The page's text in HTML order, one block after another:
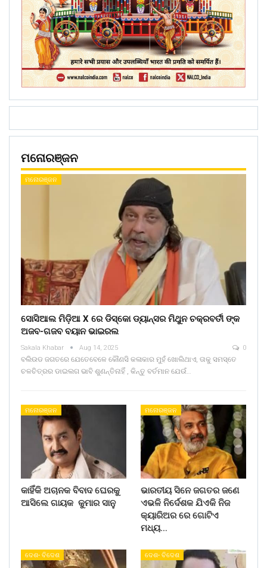
ମନୋରଞ୍ଜନ
ମନୋରଞ୍ଜନ
ସୋସିଆଲ ମିଡ଼ିଆ X ରେ ଡିସ୍କୋ ଡ୍ୟାନ୍ସର ମିଥୁନ ଚକ୍ରବର୍ତୀ ଙ୍କ
ଅଜବ-ଗଜବ ବୟାନ ଭାଇରଲ
Sakala Khabar Aug 14, 2025 0
ବଲିଉଡ ଜଗତରେ ଯେତେବେଳେ କୌଣସି କଳାକାର ମୁହଁ ଖୋଲିଥାଏ, ତାକୁ ସମସ୍ତେ
ଚଳଚିତ୍ରର ଡାଇଲଗ ଭାବି ଶୁଣନ୍ତିନାହିଁ , କିନ୍ତୁ ବର୍ତମାନ ଯେଉଁ…
ମନୋରଞ୍ଜନ
କାହିଁକି ଅଚାନକ ବିବାଦ ଘେରକୁ
ଆସିଲେ ଗାୟକ କୁମାର ସାନୁ
ମନୋରଞ୍ଜନ
ଭାରତୀୟ ସିନେ ଜଗତର ଜଣେ
ଏଭଳି ନିର୍ଦେଶକ ଯିଏକି ନିଜ
କ୍ୟାରିଅର ରେ ଗୋଟିଏ
ମଧ୍ୟ…
ଦେଶ- ବିଦେଶ ଦେଶ- ବିଦେଶ